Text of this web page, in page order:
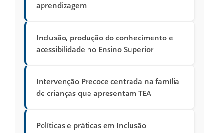
aprendizagem
Inclusão, produção do conhecimento e
acessibilidade no Ensino Superior
Intervenção Precoce centrada na família
de crianças que apresentam TEA
Políticas e práticas em Inclusão